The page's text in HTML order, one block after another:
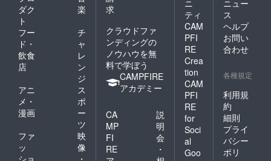
ダク
ト
楽
フー
ド・
飲食
店
チ
ャ
レ
ン
ジ
アニ
メ・
漫画
ス
ポ
ー
ツ
ファ
ッ
ショ
映
像
・
求
クラウドファ
ンディングの
ノウハウを無
料で学ぼう
CAMPFIRE
アカデミー
CA
MP
FI
RE
説
明
会
・
ニ
ティ
CAM
PFI
RE
Crea
tion
CAM
PFI
RE
for
Soci
al
Goo
ニュー
ス
ヘルプ
お問い
合わせ
各種規定
利用規
約
細則
プライ
バシー
ポリ